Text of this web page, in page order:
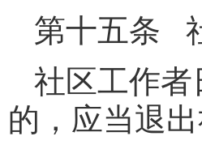
第十五条
社区工作
的，应当退